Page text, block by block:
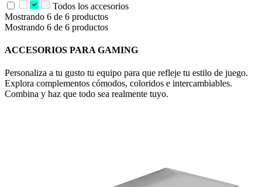
Todos los accesorios
Mostrando 6 de 6 productos
Mostrando 6 de 6 productos
ACCESORIOS PARA GAMING
Personaliza a tu gusto tu equipo para que refleje tu estilo de juego.
Explora complementos cómodos, coloridos e intercambiables.
Combina y haz que todo sea realmente tuyo.